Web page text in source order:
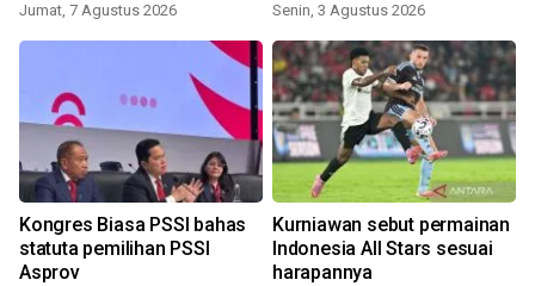
Jumat, 7 Agustus 2026 Senin, 3 Agustus 2026
Kongres Biasa PSSI bahas
statuta pemilihan PSSI
Asprov
Kurniawan sebut permainan
Indonesia All Stars sesuai
harapannya